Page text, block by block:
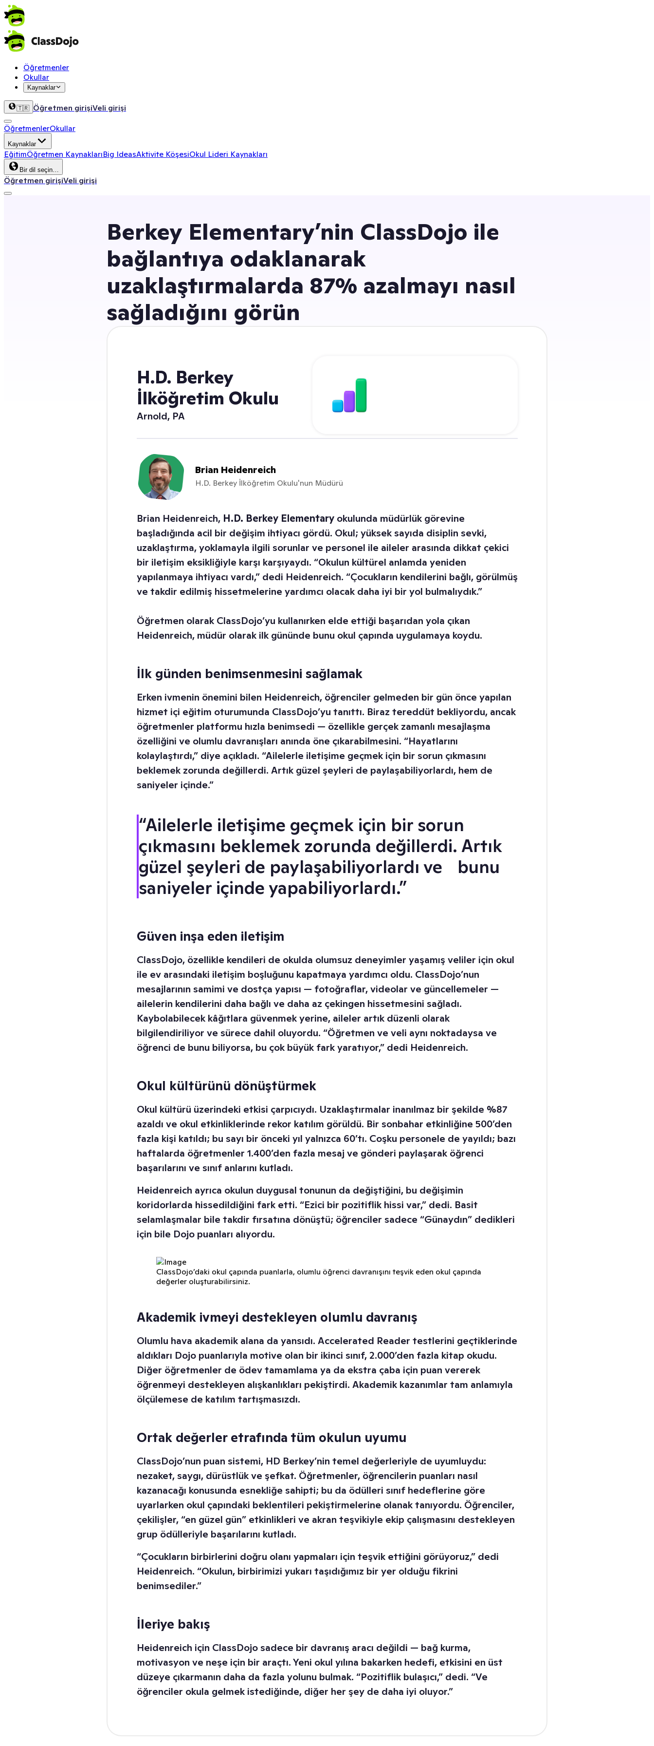
Öğretmenler
Okullar
Kaynaklar
🇹🇷 Öğretmen girişiVeli girişi
ÖğretmenlerOkullar
Kaynaklar
EğitimÖğretmen KaynaklarıBig IdeasAktivite KöşesiOkul Lideri Kaynakları
Bir dil seçin…
Öğretmen girişiVeli girişi
Berkey Elementary’nin ClassDojo ile
bağlantıya odaklanarak
uzaklaştırmalarda 87% azalmayı nasıl
sağladığını görün
H.D. Berkey
İlköğretim Okulu
Arnold, PA
Brian Heidenreich
H.D. Berkey İlköğretim Okulu'nun Müdürü
Brian Heidenreich, H.D. Berkey Elementaryokulunda müdürlük görevine
başladığında acil bir değişim ihtiyacı gördü. Okul; yüksek sayıda disiplin sevki,
uzaklaştırma, yoklamayla ilgili sorunlar ve personel ile aileler arasında dikkat çekici
bir iletişim eksikliğiyle karşı karşıyaydı. “Okulun kültürel anlamda yeniden
yapılanmaya ihtiyacı vardı,” dedi Heidenreich. “Çocukların kendilerini bağlı, görülmüş
ve takdir edilmiş hissetmelerine yardımcı olacak daha iyi bir yol bulmalıydık.”
Öğretmen olarak ClassDojo’yu kullanırken elde ettiği başarıdan yola çıkan
Heidenreich, müdür olarak ilk gününde bunu okul çapında uygulamaya koydu.
İlk günden benimsenmesini sağlamak
Erken ivmenin önemini bilen Heidenreich, öğrenciler gelmeden bir gün önce yapılan
hizmet içi eğitim oturumunda ClassDojo’yu tanıttı. Biraz tereddüt bekliyordu, ancak
öğretmenler platformu hızla benimsedi — özellikle gerçek zamanlı mesajlaşma
özelliğini ve olumlu davranışları anında öne çıkarabilmesini. “Hayatlarını
kolaylaştırdı,” diye açıkladı. “Ailelerle iletişime geçmek için bir sorun çıkmasını
beklemek zorunda değillerdi. Artık güzel şeyleri de paylaşabiliyorlardı, hem de
saniyeler içinde.”
“Ailelerle iletişime geçmek için bir sorun
çıkmasını beklemek zorunda değillerdi. Artık
güzel şeyleri de paylaşabiliyorlardı ve bunu
saniyeler içinde yapabiliyorlardı.”
Güven inşa eden iletişim
ClassDojo, özellikle kendileri de okulda olumsuz deneyimler yaşamış veliler için okul
ile ev arasındaki iletişim boşluğunu kapatmaya yardımcı oldu. ClassDojo’nun
mesajlarının samimi ve dostça yapısı — fotoğraflar, videolar ve güncellemeler —
ailelerin kendilerini daha bağlı ve daha az çekingen hissetmesini sağladı.
Kaybolabilecek kâğıtlara güvenmek yerine, aileler artık düzenli olarak
bilgilendiriliyor ve sürece dahil oluyordu. “Öğretmen ve veli aynı noktadaysa ve
öğrenci de bunu biliyorsa, bu çok büyük fark yaratıyor,” dedi Heidenreich.
Okul kültürünü dönüştürmek
Okul kültürü üzerindeki etkisi çarpıcıydı. Uzaklaştırmalar inanılmaz bir şekilde %87
azaldı ve okul etkinliklerinde rekor katılım görüldü. Bir sonbahar etkinliğine 500’den
fazla kişi katıldı; bu sayı bir önceki yıl yalnızca 60’tı. Coşku personele de yayıldı; bazı
haftalarda öğretmenler 1.400’den fazla mesaj ve gönderi paylaşarak öğrenci
başarılarını ve sınıf anlarını kutladı.
Heidenreich ayrıca okulun duygusal tonunun da değiştiğini, bu değişimin
koridorlarda hissedildiğini fark etti. “Ezici bir pozitiflik hissi var,” dedi. Basit
selamlaşmalar bile takdir fırsatına dönüştü; öğrenciler sadece “Günaydın” dedikleri
için bile Dojo puanları alıyordu.
ClassDojo’daki okul çapında puanlarla, olumlu öğrenci davranışını teşvik eden okul çapında
değerler oluşturabilirsiniz.
Akademik ivmeyi destekleyen olumlu davranış
Olumlu hava akademik alana da yansıdı. Accelerated Reader testlerini geçtiklerinde
aldıkları Dojo puanlarıyla motive olan bir ikinci sınıf, 2.000’den fazla kitap okudu.
Diğer öğretmenler de ödev tamamlama ya da ekstra çaba için puan vererek
öğrenmeyi destekleyen alışkanlıkları pekiştirdi. Akademik kazanımlar tam anlamıyla
ölçülemese de katılım tartışmasızdı.
Ortak değerler etrafında tüm okulun uyumu
ClassDojo’nun puan sistemi, HD Berkey’nin temel değerleriyle de uyumluydu:
nezaket, saygı, dürüstlük ve şefkat. Öğretmenler, öğrencilerin puanları nasıl
kazanacağı konusunda esnekliğe sahipti; bu da ödülleri sınıf hedeflerine göre
uyarlarken okul çapındaki beklentileri pekiştirmelerine olanak tanıyordu. Öğrenciler,
çekilişler, “en güzel gün” etkinlikleri ve akran teşvikiyle ekip çalışmasını destekleyen
grup ödülleriyle başarılarını kutladı.
“Çocukların birbirlerini doğru olanı yapmaları için teşvik ettiğini görüyoruz,” dedi
Heidenreich. “Okulun, birbirimizi yukarı taşıdığımız bir yer olduğu fikrini
benimsediler.”
İleriye bakış
Heidenreich için ClassDojo sadece bir davranış aracı değildi — bağ kurma,
motivasyon ve neşe için bir araçtı. Yeni okul yılına bakarken hedefi, etkisini en üst
düzeye çıkarmanın daha da fazla yolunu bulmak. “Pozitiflik bulaşıcı,” dedi. “Ve
öğrenciler okula gelmek istediğinde, diğer her şey de daha iyi oluyor.”